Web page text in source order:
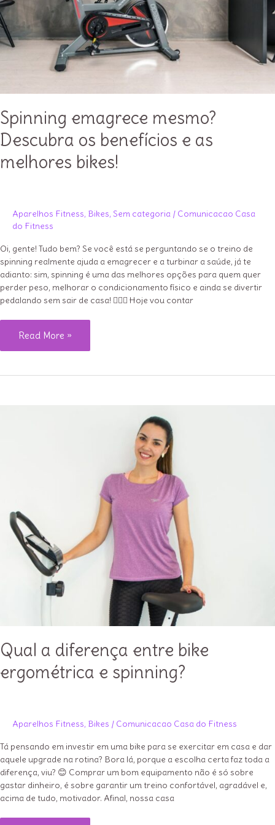
Spinning emagrece mesmo?
Descubra os benefícios e as
melhores bikes!
Aparelhos Fitness, Bikes, Sem categoria / Comunicacao Casa
do Fitness
Oi, gente! Tudo bem? Se você está se perguntando se o treino de
spinning realmente ajuda a emagrecer e a turbinar a saúde, já te
adianto: sim, spinning é uma das melhores opções para quem quer
perder peso, melhorar o condicionamento físico e ainda se divertir
pedalando sem sair de casa! 🚴‍♀️✨ Hoje vou contar
Spinning
emagrece
Read More »
Qual a diferença entre bike
ergométrica e spinning?
Aparelhos Fitness, Bikes / Comunicacao Casa do Fitness
Tá pensando em investir em uma bike para se exercitar em casa e dar
aquele upgrade na rotina? Bora lá, porque a escolha certa faz toda a
diferença, viu? 😊 Comprar um bom equipamento não é só sobre
gastar dinheiro, é sobre garantir um treino confortável, agradável e,
acima de tudo, motivador. Afinal, nossa casa